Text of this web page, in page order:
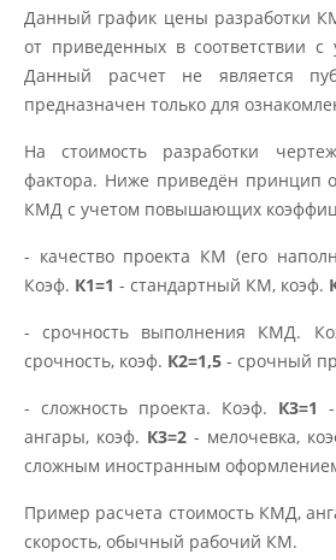
Данный график цены разработки
от приведенных в соответствии с
Данный расчет не является
предназначен только для
На стоимость разработки
фактора. Ниже приведён принцип
КМД с учетом повышающих
- качество проекта КМ (его
Коэф. К1=1 - стандартный КМ, коэф.
- срочность выполнения КМД.
срочность, коэф. К2=1,5 - срочный
- сложность проекта. Коэф. К3=1
ангары, коэф. К3=2 - мелочевка,
сложным иностранным
Пример расчета стоимость КМД,
скорость, обычный рабочий КМ.